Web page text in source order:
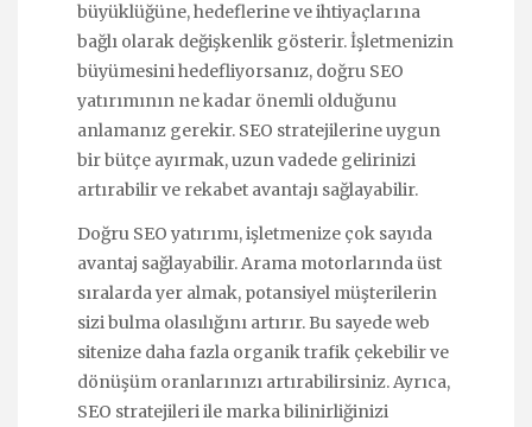
büyüklüğüne, hedeflerine ve ihtiyaçlarına
bağlı olarak değişkenlik gösterir. İşletmenizin
büyümesini hedefliyorsanız, doğru SEO
yatırımının ne kadar önemli olduğunu
anlamanız gerekir. SEO stratejilerine uygun
bir bütçe ayırmak, uzun vadede gelirinizi
artırabilir ve rekabet avantajı sağlayabilir.
Doğru SEO yatırımı, işletmenize çok sayıda
avantaj sağlayabilir. Arama motorlarında üst
sıralarda yer almak, potansiyel müşterilerin
sizi bulma olasılığını artırır. Bu sayede web
sitenize daha fazla organik trafik çekebilir ve
dönüşüm oranlarınızı artırabilirsiniz. Ayrıca,
SEO stratejileri ile marka bilinirliğinizi